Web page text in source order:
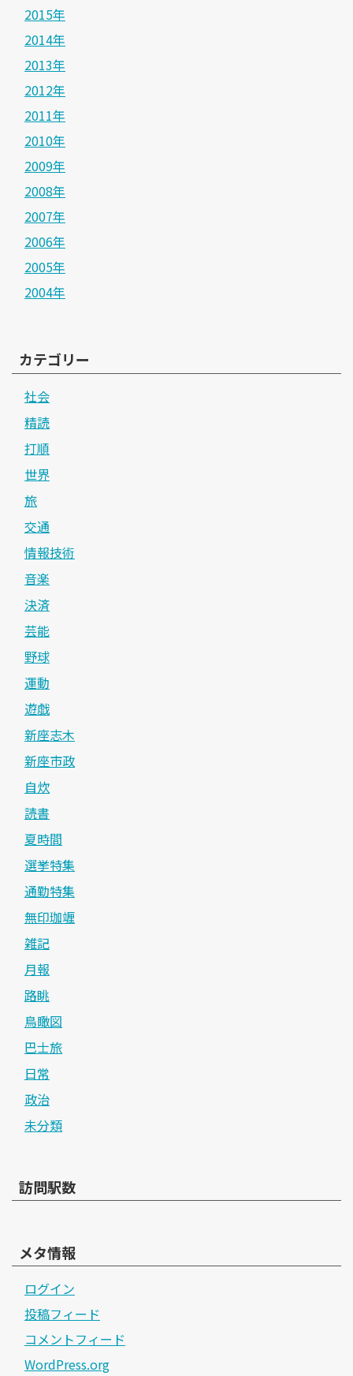
2015年
2014年
2013年
2012年
2011年
2010年
2009年
2008年
2007年
2006年
2005年
2004年
カテゴリー
社会
精読
打順
世界
旅
交通
情報技術
音楽
決済
芸能
野球
運動
遊戯
新座志木
新座市政
自炊
読書
夏時間
選挙特集
通勤特集
無印珈竰
雑記
月報
路眺
鳥瞰図
巴士旅
日常
政治
未分類
訪問駅数
メタ情報
ログイン
投稿フィード
コメントフィード
WordPress.org